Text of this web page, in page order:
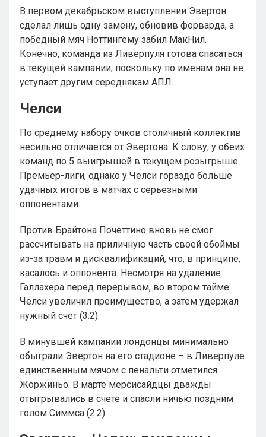
В первом декабрьском выступлении Эвертон
сделал лишь одну замену, обновив форварда, а
победный мяч Ноттингему забил МакНил.
Конечно, команда из Ливерпуля готова спасаться
в текущей кампании, поскольку по именам она не
уступает другим середнякам АПЛ.
Челси
По среднему набору очков столичный коллектив
несильно отличается от Эвертона. К слову, у обеих
команд по 5 выигрышей в текущем розыгрыше
Премьер-лиги, однако у Челси гораздо больше
удачных итогов в матчах с серьезными
оппонентами.
Против Брайтона Почеттино вновь не смог
рассчитывать на приличную часть своей обоймы
из-за травм и дисквалификаций, что, в принципе,
касалось и оппонента. Несмотря на удаление
Галлахера перед перерывом, во втором тайме
Челси увеличил преимущество, а затем удержал
нужный счет (3:2).
В минувшей кампании лондонцы минимально
обыграли Эвертон на его стадионе – в Ливерпуле
единственным мячом с пенальти отметился
Жоржиньо. В марте мерсисайдцы дважды
отыгрывались в счете и спасли ничью поздним
голом Симмса (2:2).